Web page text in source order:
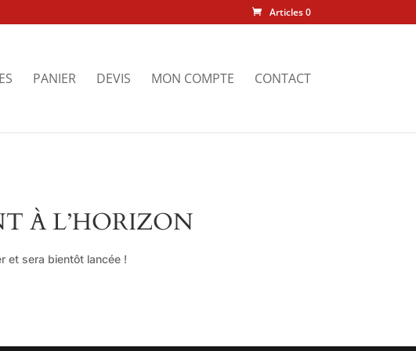
Articles 0
PANIER DEVIS MON COMPTE CONTACT
À L’HORIZON
et sera bientôt lancée !